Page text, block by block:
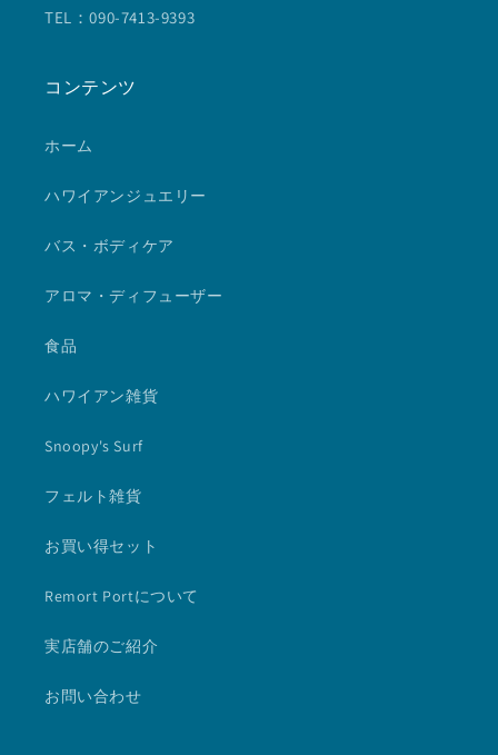
TEL：090-7413-9393
コンテンツ
ホーム
ハワイアンジュエリー
バス・ボディケア
アロマ・ディフューザー
食品
ハワイアン雑貨
Snoopy's Surf
フェルト雑貨
お買い得セット
Remort Portについて
実店舗のご紹介
お問い合わせ